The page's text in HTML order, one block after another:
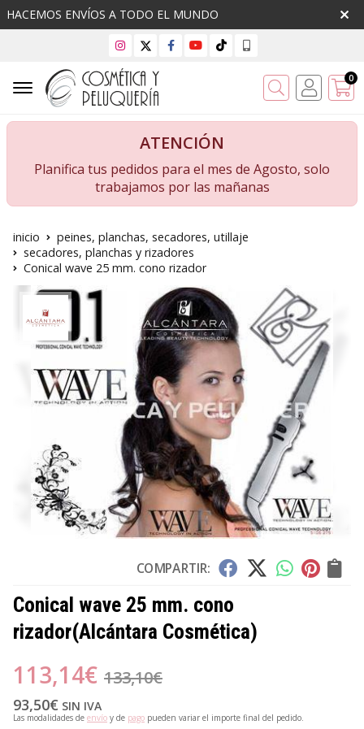
HACEMOS ENVÍOS A TODO EL MUNDO
Buscar 0
ATENCIÓN
Planifica tus pedidos para el mes de Agosto, solo
trabajamos por las mañanas
inicio
peines, planchas, secadores, utillaje
secadores, planchas y rizadores
Conical wave 25 mm. cono rizador
COMPARTIR:
Conical wave 25 mm. cono
rizador(Alcántara Cosmética)
113,14€ 133,10€
93,50€ SIN IVA
Las modalidades de envío y de pago pueden variar el importe final del pedido.